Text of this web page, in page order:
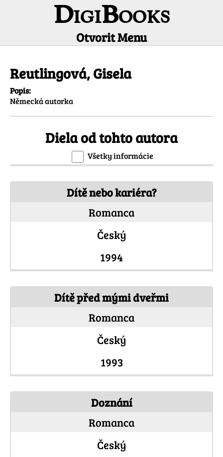
DigiBooks
Otvorit Menu
Reutlingová, Gisela
Popis:
Německá autorka
Diela od tohto autora
Všetky informácie
Dítě nebo kariéra?
Romanca
Český
1994
Dítě před mými dveřmi
Romanca
Český
1993
Doznání
Romanca
Český